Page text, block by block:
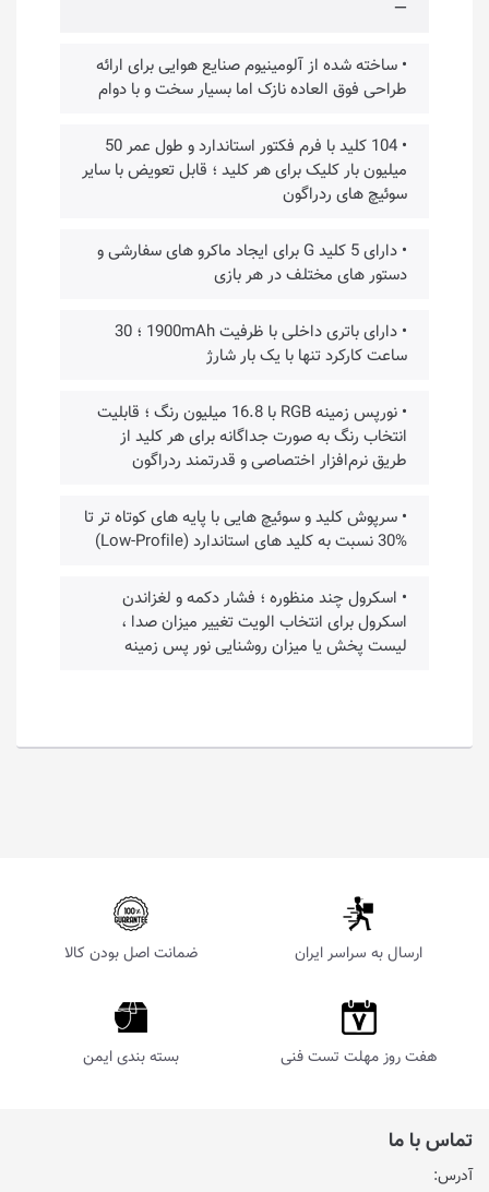
—
• ساخته شده از آلومینیوم صنایع هوایی برای ارائه
طراحی فوق العاده نازک اما بسیار سخت و با دوام
• 104 کلید با فرم فکتور استاندارد و طول عمر 50
میلیون بار کلیک برای هر کلید ؛ قابل تعویض با سایر
سوئیچ های ردراگون
• دارای 5 کلید G برای ایجاد ماکرو های سفارشی و
دستور های مختلف در هر بازی
• دارای باتری داخلی با ظرفیت 1900mAh ؛ 30
ساعت کارکرد تنها با یک‎‌ بار شارژ
• نورپس زمینه RGB با 16.8 میلیون رنگ ؛ قابلیت
انتخاب رنگ به صورت جداگانه برای هر کلید از
طریق نرم‌افزار اختصاصی و قدرتمند ردراگون
• سرپوش کلید و سوئیچ هایی با پایه های کوتاه تر تا
%30 نسبت به کلید های استاندارد (Low-Profile)
• اسکرول چند منظوره ؛ فشار دکمه و لغزاندن
اسکرول برای انتخاب الویت تغییر میزان صدا ،
لیست پخش یا میزان روشنایی نور پس زمینه
ارسال به سراسر ایران ضمانت اصل بودن کالا
هفت روز مهلت تست فنی بسته بندی ایمن
تماس با ما
آدرس: